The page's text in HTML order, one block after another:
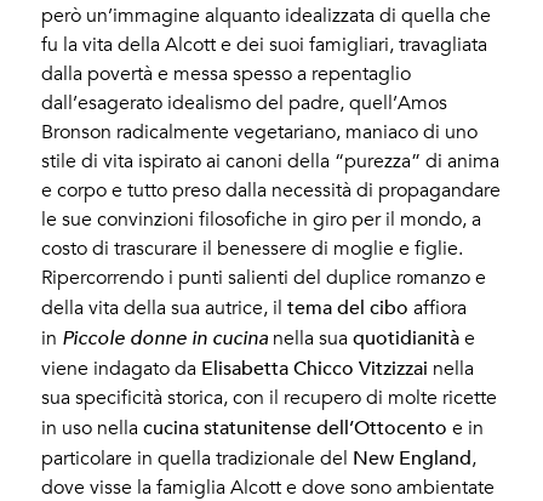
però un’immagine alquanto idealizzata di quella che
fu la vita della Alcott e dei suoi famigliari, travagliata
dalla povertà e messa spesso a repentaglio
dall’esagerato idealismo del padre, quell’Amos
Bronson radicalmente vegetariano, maniaco di uno
stile di vita ispirato ai canoni della “purezza” di anima
e corpo e tutto preso dalla necessità di propagandare
le sue convinzioni filosofiche in giro per il mondo, a
costo di trascurare il benessere di moglie e figlie.
Ripercorrendo i punti salienti del duplice romanzo e
della vita della sua autrice, iltema del cibo affiora
in Piccole donne in cucina nella suaquotidianità e
viene indagato da Elisabetta Chicco Vitzizzai nella
sua specificità storica, con il recupero di molte ricette
in uso nellacucina statunitense dell’Ottocento e in
particolare in quella tradizionale del New England,
dove visse la famiglia Alcott e dove sono ambientate